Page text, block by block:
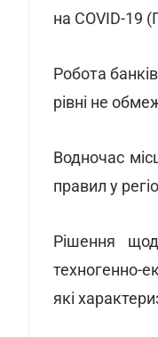
на COVID-19
Робота
рівні не
Водночас
правил у
Рішення
техногенно-
які